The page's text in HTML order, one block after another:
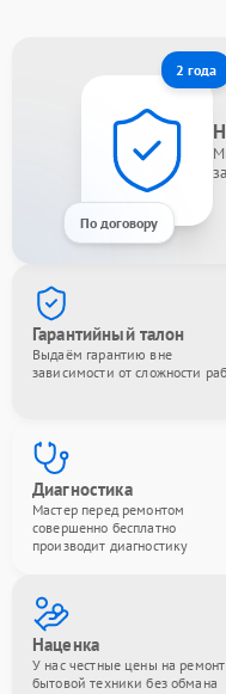
2 года
По договору
Гарантийный талон
Выдаём гарантию вне
зависимости от сложности
Диагностика
Мастер перед ремонтом
совершенно бесплатно
производит диагностику
Наценка
У нас честные цены на ремонт
бытовой техники без обмана